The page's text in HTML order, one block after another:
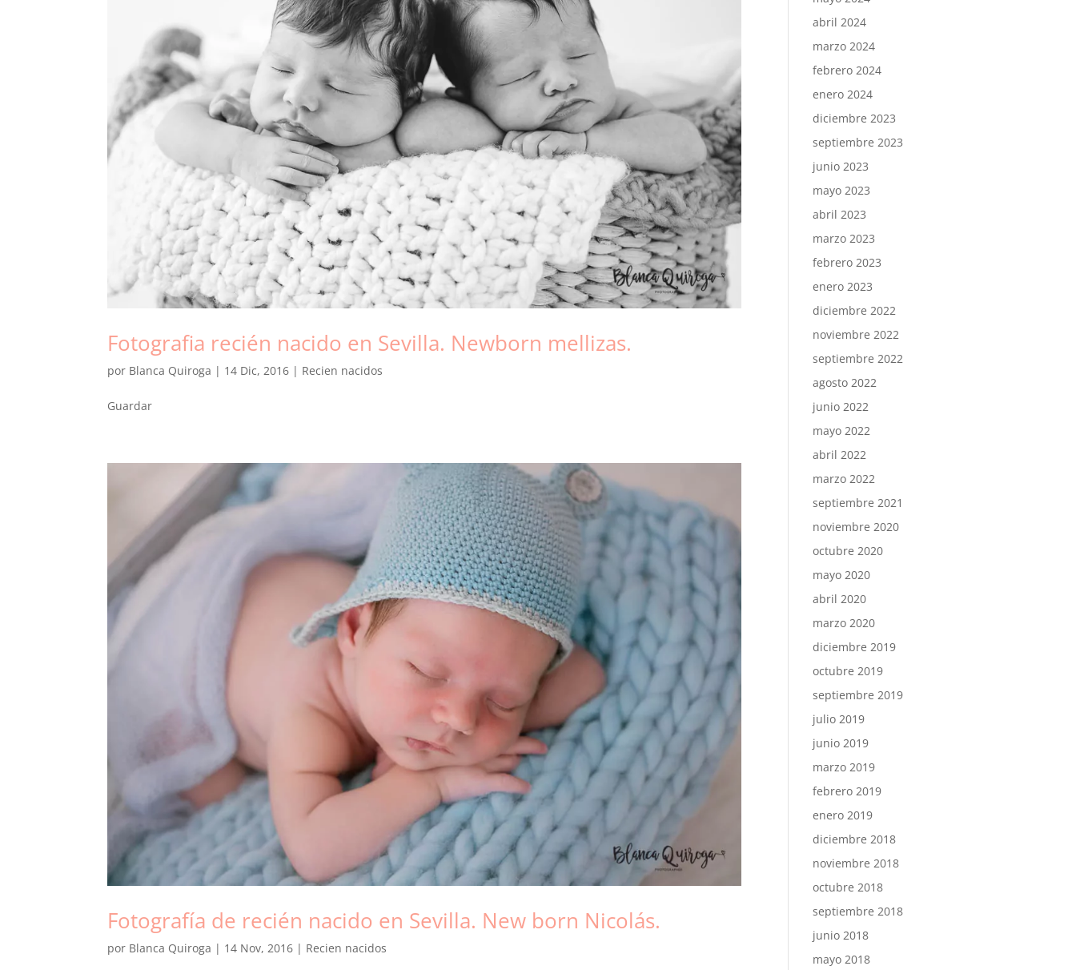
Fotografia recién nacido en Sevilla. Newborn mellizas.
por Blanca Quiroga | 14 Dic, 2016 | Recien nacidos
Guardar
Fotografía de recién nacido en Sevilla. New born Nicolás.
por Blanca Quiroga | 14 Nov, 2016 | Recien nacidos
abril 2024
marzo 2024
febrero 2024
enero 2024
diciembre 2023
septiembre 2023
junio 2023
mayo 2023
abril 2023
marzo 2023
febrero 2023
enero 2023
diciembre 2022
noviembre 2022
septiembre 2022
agosto 2022
junio 2022
mayo 2022
abril 2022
marzo 2022
septiembre 2021
noviembre 2020
octubre 2020
mayo 2020
abril 2020
marzo 2020
diciembre 2019
octubre 2019
septiembre 2019
julio 2019
junio 2019
marzo 2019
febrero 2019
enero 2019
diciembre 2018
noviembre 2018
octubre 2018
septiembre 2018
junio 2018
mayo 2018